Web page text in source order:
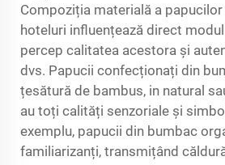
Compoziția materială a
hoteluri influențează direct
percep calitatea acestora și
dvs. Papucii confecționați din
țesătură de bambus, in natural
au toți calități senzoriale și
exemplu, papucii din bumbac
familiarizanți, transmițând